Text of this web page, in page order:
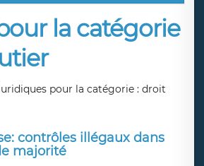
la catégorie
pour la catégorie : droit
contrôles illégaux dans
majorité